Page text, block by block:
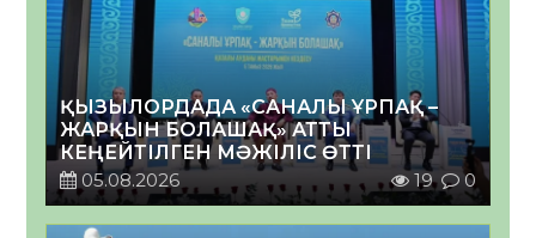
ҚЫЗЫЛОРДАДА «САНАЛЫ ҰРПАҚ –
ЖАРҚЫН БОЛАШАҚ» АТТЫ
КЕҢЕЙТІЛГЕН МӘЖІЛІС ӨТТІ
05.08.2026
19 0